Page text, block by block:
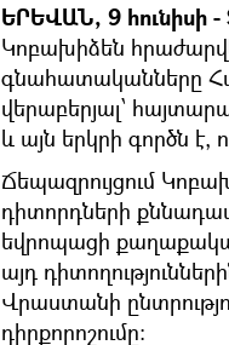
ԵՐԵՎԱՆ, 9 հունիսի -
Կոբախիձեն
գնահատականները
վերաբերյալ՝
և այն երկրի գործն է,
Ճեպազրույցում
դիտորդների
եվրոպացի
այդ
Վրաստանի
դիրքորոշումը։